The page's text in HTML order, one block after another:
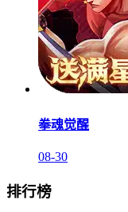
拳魂觉醒
08-30
排行榜